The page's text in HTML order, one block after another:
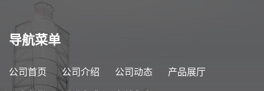
导航菜单
公司首页 公司介绍 公司动态 产品展厅